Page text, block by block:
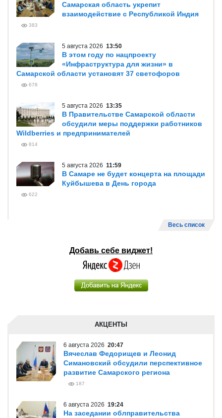
Самарская область укрепит
взаимодействие с Республикой Индия
383
5 августа 2026 13:50
В этом году по нацпроекту
«Инфраструктура для жизни» в
Самарской области установят 37 светофоров
678
5 августа 2026 13:35
В Правительстве Самарской области
обсудили меры поддержки работников
Wildberries и предпринимателей
814
5 августа 2026 11:59
В Самаре не будет концерта на площади
Куйбышева в День города
622
Весь список
Добавь себе виджет!
АКЦЕНТЫ
6 августа 2026 20:47
Вячеслав Федорищев и Леонид
Симановский обсудили перспективное
развитие Самарского региона
187
6 августа 2026 19:24
На заседании облправительства